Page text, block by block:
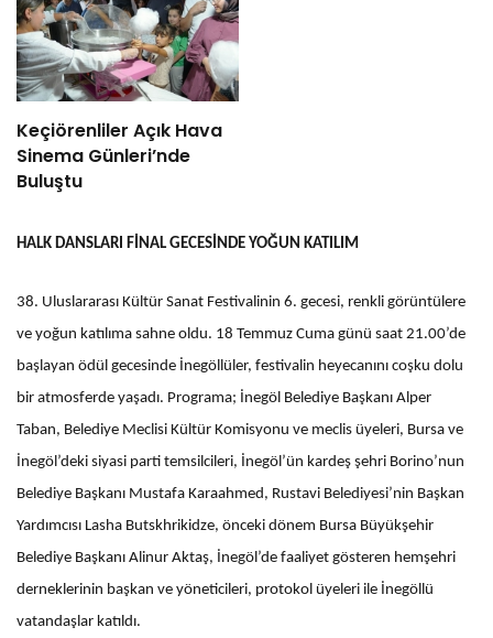
Keçiörenliler Açık Hava
Sinema Günleri’nde
Buluştu
HALK DANSLARI FİNAL GECESİNDE YOĞUN KATILIM
38. Uluslararası Kültür Sanat Festivalinin 6. gecesi, renkli görüntülere
ve yoğun katılıma sahne oldu. 18 Temmuz Cuma günü saat 21.00’de
başlayan ödül gecesinde İnegöllüler, festivalin heyecanını coşku dolu
bir atmosferde yaşadı. Programa; İnegöl Belediye Başkanı Alper
Taban, Belediye Meclisi Kültür Komisyonu ve meclis üyeleri, Bursa ve
İnegöl’deki siyasi parti temsilcileri, İnegöl’ün kardeş şehri Borino’nun
Belediye Başkanı Mustafa Karaahmed, Rustavi Belediyesi’nin Başkan
Yardımcısı Lasha Butskhrikidze, önceki dönem Bursa Büyükşehir
Belediye Başkanı Alinur Aktaş, İnegöl’de faaliyet gösteren hemşehri
derneklerinin başkan ve yöneticileri, protokol üyeleri ile İnegöllü
vatandaşlar katıldı.